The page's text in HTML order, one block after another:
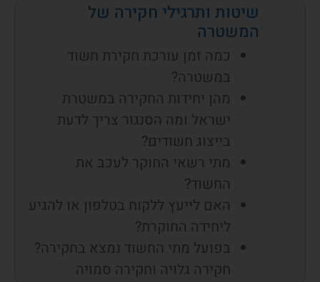
שיטות ותרגילי חקירה של
המשטרה
כמה זמן עורכת חקירת חשוד
במשטרה?
מהן יחידות החקירה במשטרת
ישראל ומה הסנגור צריך לדעת
בייצוג חשודים?
מתי רשאי החוקר לעכב את
החשוד?
האם לייעץ ללקוח בטלפון או להגיע
ליחידה החוקרת?
בפועל מתי החשוד נמצא בחקירה?
חקירה גלויה וחקירה סמויה